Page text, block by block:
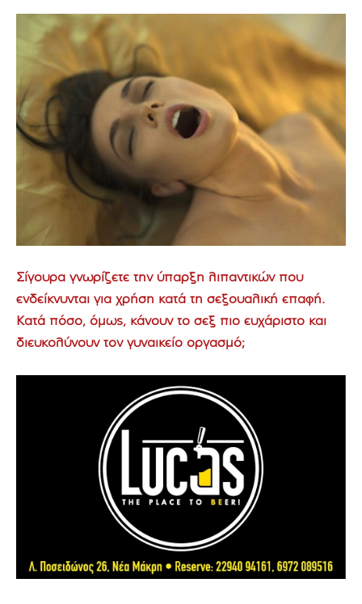
Σίγουρα γνωρίζετε την ύπαρξη λιπαντικών που
ενδείκνυνται για χρήση κατά τη σεξουαλική επαφή.
Κατά πόσο, όμως, κάνουν το σεξ πιο ευχάριστο και
διευκολύνουν τον γυναικείο οργασμό;